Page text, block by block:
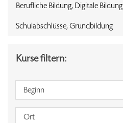
Berufliche Bildung, Digitale Bildung
Schulabschlüsse, Grundbildung
Kurse filtern:
Beginn
Ort